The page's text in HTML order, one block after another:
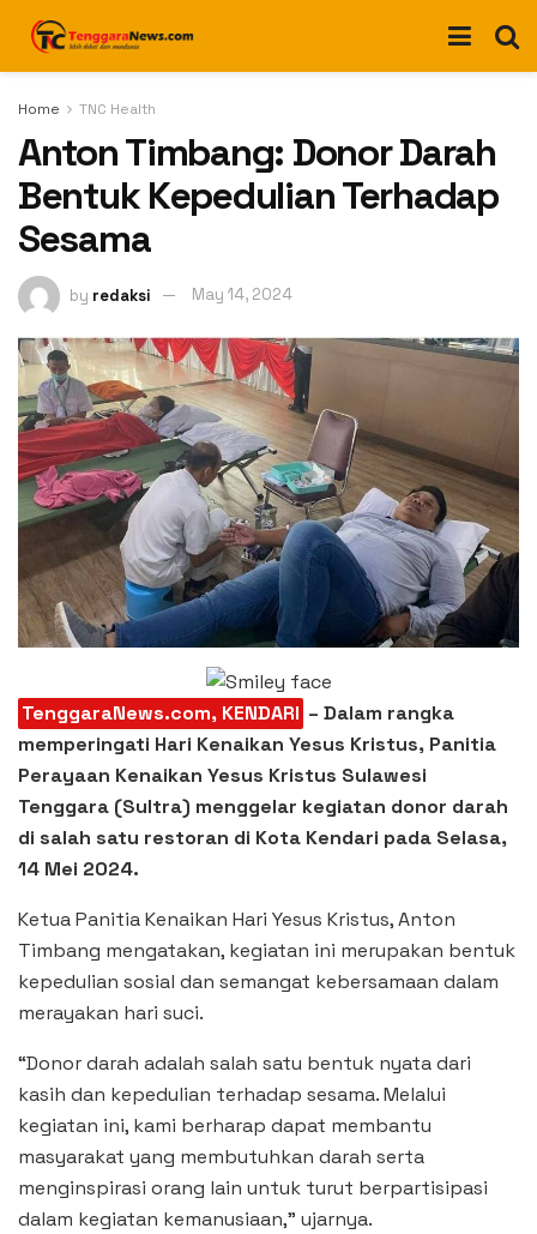
Home TNC Health
Anton Timbang: Donor Darah
Bentuk Kepedulian Terhadap
Sesama
by redaksi May 14, 2024
TenggaraNews.com, KENDARI – Dalam rangka
memperingati Hari Kenaikan Yesus Kristus, Panitia
Perayaan Kenaikan Yesus Kristus Sulawesi
Tenggara (Sultra) menggelar kegiatan donor darah
di salah satu restoran di Kota Kendari pada Selasa,
14 Mei 2024.
Ketua Panitia Kenaikan Hari Yesus Kristus, Anton
Timbang mengatakan, kegiatan ini merupakan bentuk
kepedulian sosial dan semangat kebersamaan dalam
merayakan hari suci.
“Donor darah adalah salah satu bentuk nyata dari
kasih dan kepedulian terhadap sesama. Melalui
kegiatan ini, kami berharap dapat membantu
masyarakat yang membutuhkan darah serta
menginspirasi orang lain untuk turut berpartisipasi
dalam kegiatan kemanusiaan,” ujarnya.